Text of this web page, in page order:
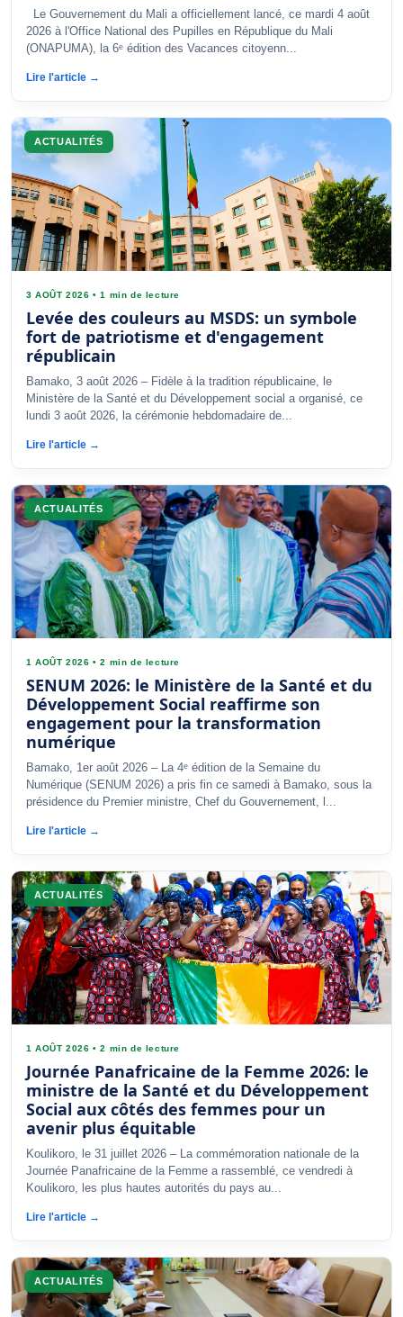
Le Gouvernement du Mali a officiellement lancé, ce mardi 4 août
2026 à l'Office National des Pupilles en République du Mali
(ONAPUMA), la 6ᵉ édition des Vacances citoyenn...
Lire l'article →
ACTUALITÉS
3 AOÛT 2026 •1 min de lecture
Levée des couleurs au MSDS: un symbole
fort de patriotisme et d'engagement
républicain
Bamako, 3 août 2026 – Fidèle à la tradition républicaine, le
Ministère de la Santé et du Développement social a organisé, ce
lundi 3 août 2026, la cérémonie hebdomadaire de...
Lire l'article →
ACTUALITÉS
1 AOÛT 2026 •2 min de lecture
SENUM 2026: le Ministère de la Santé et du
Développement Social reaffirme son
engagement pour la transformation
numérique
Bamako, 1er août 2026 – La 4ᵉ édition de la Semaine du
Numérique (SENUM 2026) a pris fin ce samedi à Bamako, sous la
présidence du Premier ministre, Chef du Gouvernement, l...
Lire l'article →
ACTUALITÉS
1 AOÛT 2026 •2 min de lecture
Journée Panafricaine de la Femme 2026: le
ministre de la Santé et du Développement
Social aux côtés des femmes pour un
avenir plus équitable
Koulikoro, le 31 juillet 2026 – La commémoration nationale de la
Journée Panafricaine de la Femme a rassemblé, ce vendredi à
Koulikoro, les plus hautes autorités du pays au...
Lire l'article →
ACTUALITÉS